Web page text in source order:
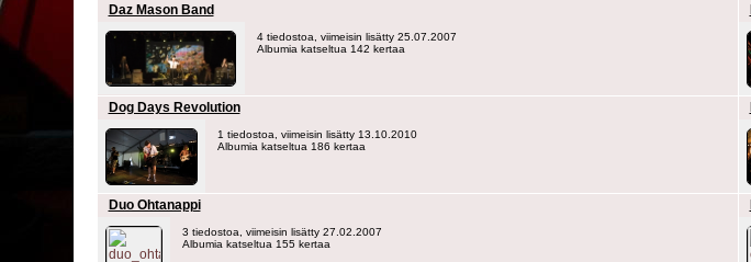
Daz Mason Band
4 tiedostoa, viimeisin lisätty 25.07.2007
Albumia katseltua 142 kertaa
Dog Days Revolution
1 tiedostoa, viimeisin lisätty 13.10.2010
Albumia katseltua 186 kertaa
Duo Ohtanappi
3 tiedostoa, viimeisin lisätty 27.02.2007
Albumia katseltua 155 kertaa